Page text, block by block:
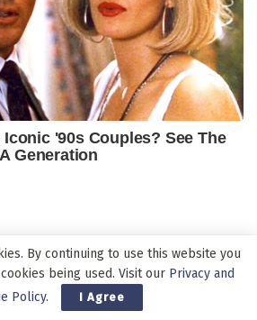
Ekspor Produk Alumina Kembali
Pontianak
By continuing to use this website you
being used. Visit our Privacy and
Policy. I Agree